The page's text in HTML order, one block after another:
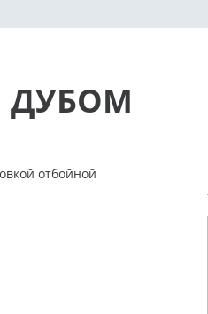
ДУБОМ
отбойной